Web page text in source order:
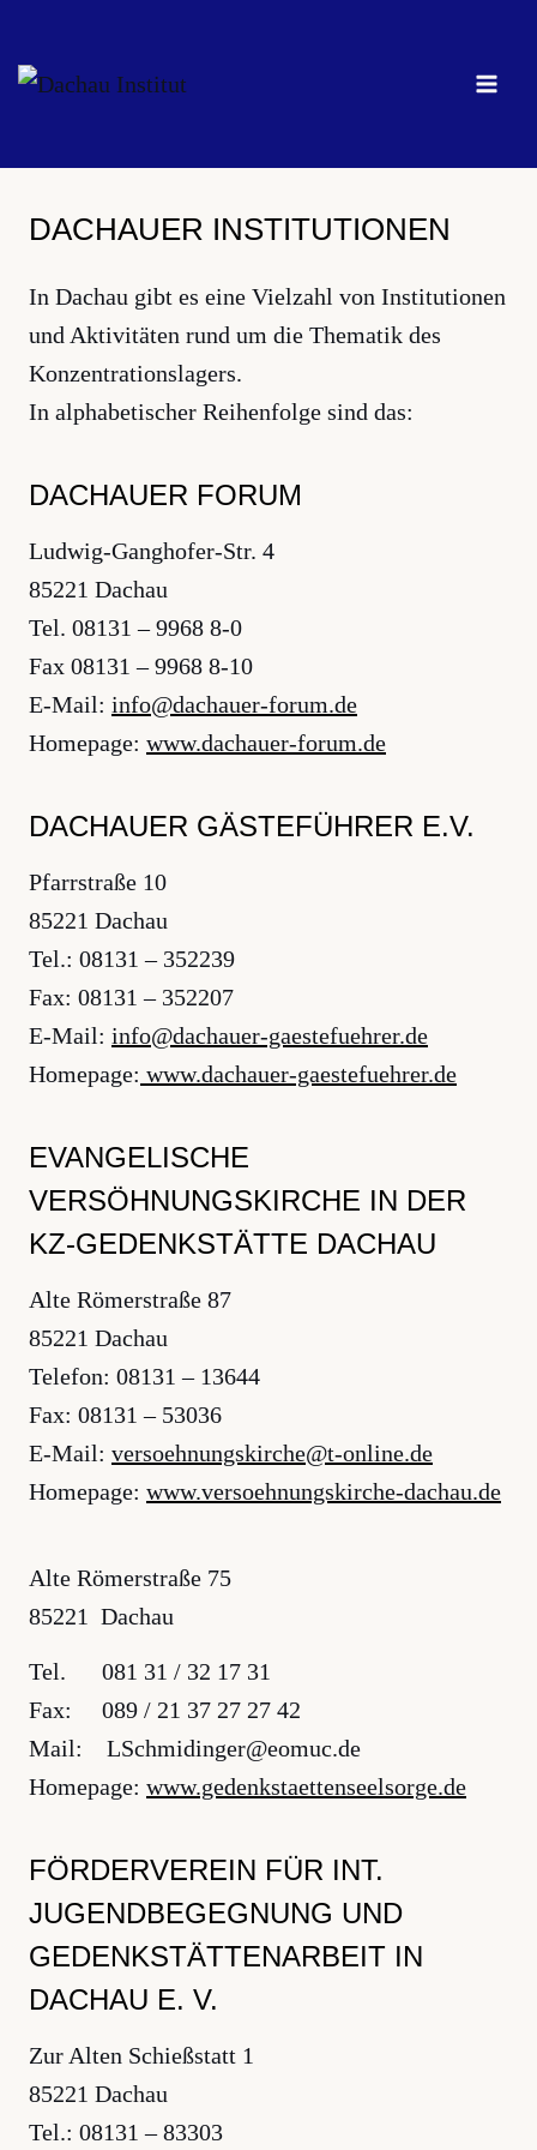
springen
DACHAUER INSTITUTIONEN
In Dachau gibt es eine Vielzahl von Institutionen
und Aktivitäten rund um die Thematik des
Konzentrationslagers.
In alphabetischer Reihenfolge sind das:
DACHAUER FORUM
Ludwig-Ganghofer-Str. 4
85221 Dachau
Tel. 08131 – 9968 8-0
Fax 08131 – 9968 8-10
E-Mail: ed.murof-reuahcad@ofni
Homepage: www.dachauer-forum.de
DACHAUER GÄSTEFÜHRER E.V.
Pfarrstraße 10
85221 Dachau
Tel.: 08131 – 352239
Fax: 08131 – 352207
E-Mail: ed.rerheufetseag-reuahcad@ofni
Homepage: www.dachauer-gaestefuehrer.de
EVANGELISCHE
VERSÖHNUNGSKIRCHE IN DER
KZ-GEDENKSTÄTTE DACHAU
Alte Römerstraße 87
85221 Dachau
Telefon: 08131 – 13644
Fax: 08131 – 53036
E-Mail: ed.enilno-t@ehcriksgnunheosrev
Homepage: www.versoehnungskirche-dachau.de
Alte Römerstraße 75
85221 Dachau
Tel. 081 31 / 32 17 31
Fax: 089 / 21 37 27 27 42
Mail: LSchmidinger@eomuc.de
Homepage: www.gedenkstaettenseelsorge.de
FÖRDERVEREIN FÜR INT.
JUGENDBEGEGNUNG UND
GEDENKSTÄTTENARBEIT IN
DACHAU E. V.
Zur Alten Schießstatt 1
85221 Dachau
Tel.: 08131 – 83303